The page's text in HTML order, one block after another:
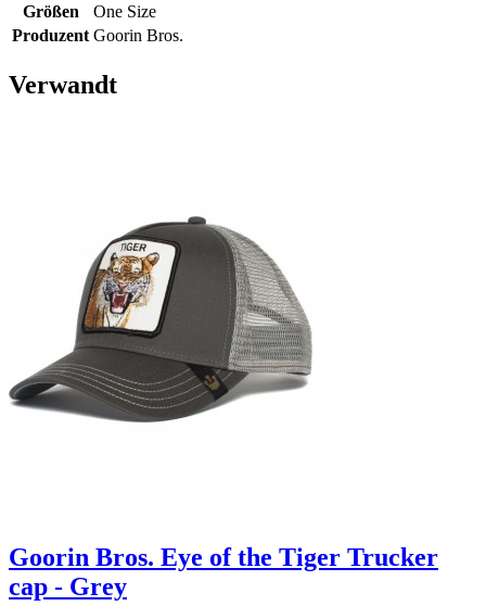
Größen
One Size
Produzent Goorin Bros.
Verwandt
Goorin Bros. Eye of the Tiger Trucker
cap - Grey